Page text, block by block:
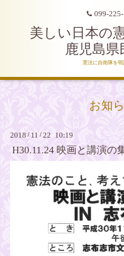
099-225-
美しい日本の
鹿児島県
憲法に自衛隊を明
お知
2018 / 11 /22 10:19
H30.11.24 映画と講演の